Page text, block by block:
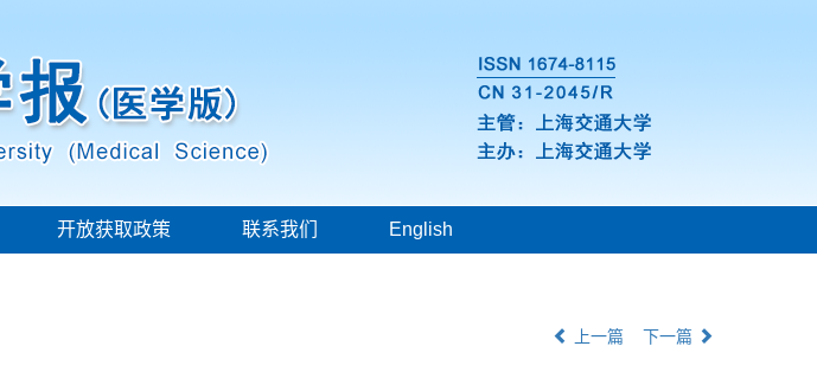
开放获取政策 联系我们 English
上一篇 下一篇